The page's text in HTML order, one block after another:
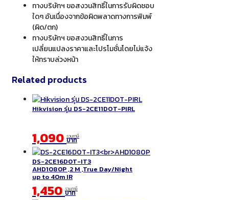
ทางบริษัทฯ ขอสงวนสิทธิ์ในการรับผิดชอบ
ใดๆ อันเนื่องจากข้อผิดพลาดทางการพิมพ์
(ผิด/ตก)
ทางบริษัทฯ ขอสงวนสิทธิ์ในการ
เปลี่ยนแปลงราคาและโปรโมชั่นโดยไม่แจ้ง
ให้ทราบล่วงหน้า
Related products
Hikvision รุ่น DS-2CE11DOT-PIRL
1,090 รวมภาษี
บาท
DS-2CE16D0T-IT3
AHD1080P ,2 M ,True Day/Night
up to 40m IR
1,450 รวมภาษี
บาท